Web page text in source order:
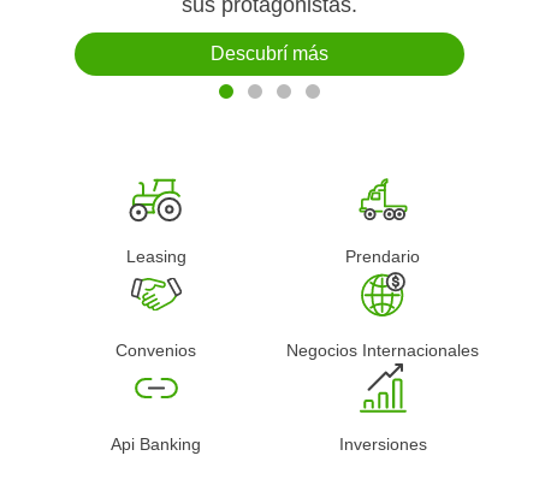
sus protagonistas.
Descubrí más
productivo.
Conocé más
Leasing Prendario
Convenios Negocios Internacionales
Api Banking Inversiones